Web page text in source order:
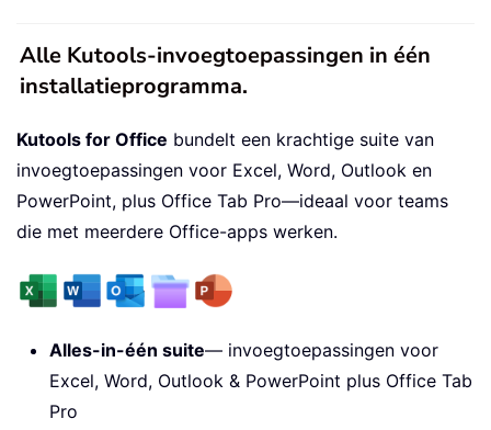
Alle Kutools-invoegtoepassingen in één
installatieprogramma.
Kutools for Office bundelt een krachtige suite van
invoegtoepassingen voor Excel, Word, Outlook en
PowerPoint, plus Office Tab Pro—ideaal voor teams
die met meerdere Office-apps werken.
Alles-in-één suite— invoegtoepassingen voor
Excel, Word, Outlook & PowerPoint plus Office Tab
Pro